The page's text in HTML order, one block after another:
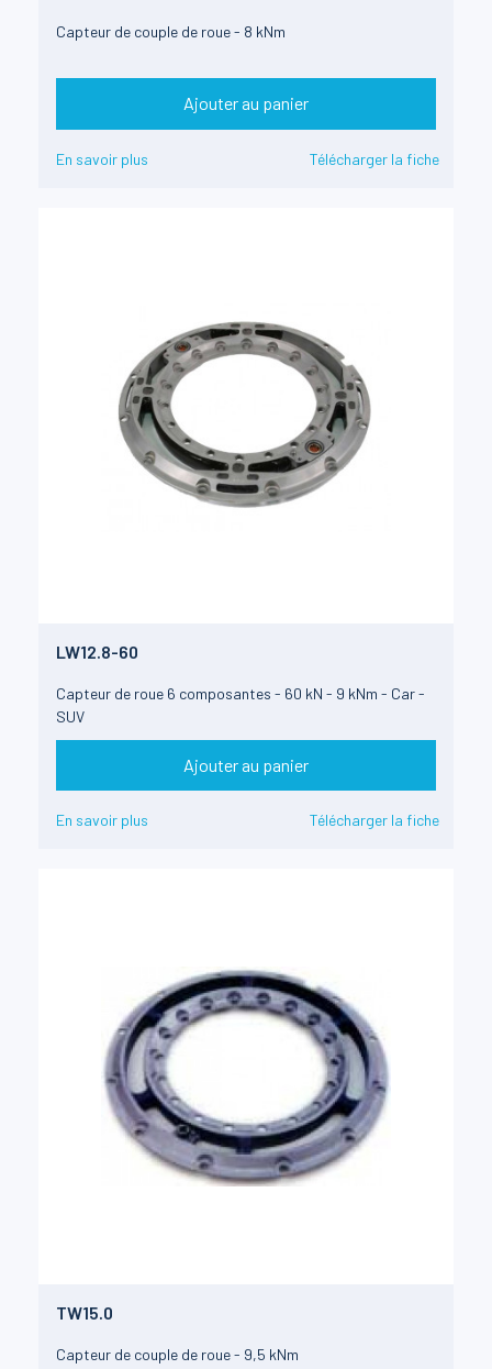
Capteur de couple de roue - 8 kNm
Ajouter au panier
En savoir plus Télécharger la fiche
LW12.8-60
Capteur de roue 6 composantes - 60 kN - 9 kNm - Car -
SUV
Ajouter au panier
En savoir plus Télécharger la fiche
TW15.0
Capteur de couple de roue - 9,5 kNm